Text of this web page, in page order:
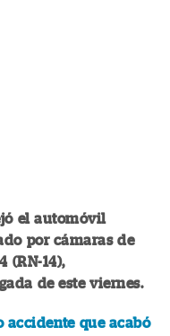
el automóvil
por cámaras de
(RN-14),
de este viernes.
accidente que acabó